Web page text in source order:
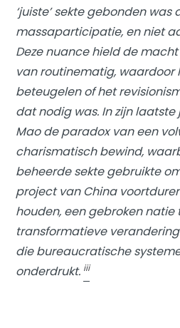
‘juiste’ sekte gebonden
massaparticipatie, en niet
Deze nuance hield de
van routinematig, waardoor
beteugelen of het
dat nodig was. In zijn
Mao de paradox van een
charismatisch bewind,
beheerde sekte gebruikte
project van China
houden, een gebroken natie
transformatieve
die bureaucratische
onderdrukt. iii